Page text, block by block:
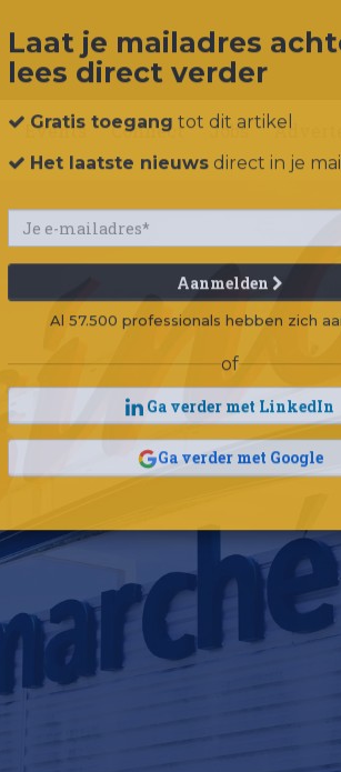
Events Connect Jobs
Laat je mailadres
lees direct verder
Het laatste nieuws
of
Ga verder met LinkedIn